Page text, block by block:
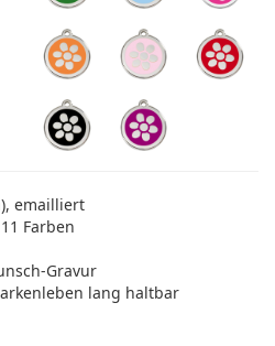
emailliert
Farben
Gravur
lang haltbar